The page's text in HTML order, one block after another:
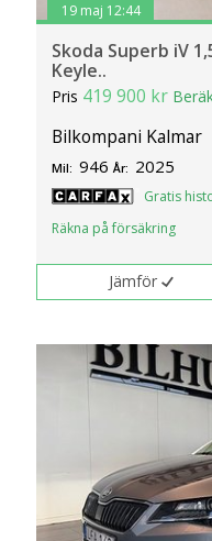
19 maj 12:44
Skoda Superb iV
Keyle..
Pris 419 900 kr
Bilkompani Kalmar
Mil: 946 År: 2025
Gratis
Räkna på försäkring
Jämför